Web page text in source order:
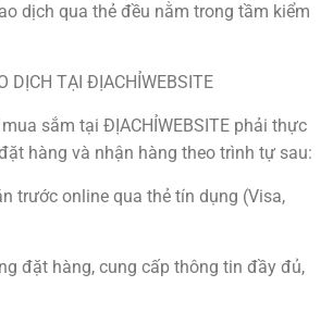
dịch qua thẻ đều nằm trong tầm kiểm
DỊCH TẠI ĐỊACHỈWEBSITE
sắm tại ĐỊACHỈWEBSITE phải thực
hàng và nhận hàng theo trình tự sau:
trước online qua thẻ tín dụng (Visa,
đặt hàng, cung cấp thông tin đầy đủ,